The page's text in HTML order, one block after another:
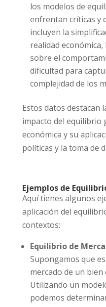
los modelos de
enfrentan críticas y
incluyen la
realidad
sobre el
dificultad para
complejidad de los
Estos datos destacan
impacto del equilibrio
económica y su
políticas y la toma de
Ejemplos de
Aquí tienes algunos
aplicación del
contextos:
Equilibrio de
Supongamos que
mercado de un
Utilizando un
podemos